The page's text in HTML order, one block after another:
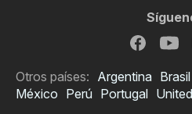
Otros países: Argentina Brasil
México Perú Portugal